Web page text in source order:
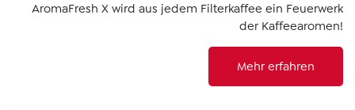
AromaFresh X wird aus jedem Filterkaffee ein Feuerwerk
der Kaffeearomen!
Mehr erfahren